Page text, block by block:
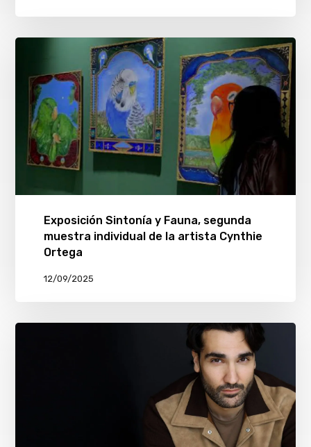
Exposición Sintonía y Fauna, segunda
muestra individual de la artista Cynthie
Ortega
12/09/2025